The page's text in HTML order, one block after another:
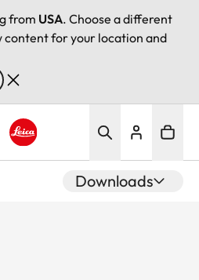
from USA. Choose a different
content for your location and
Downloads